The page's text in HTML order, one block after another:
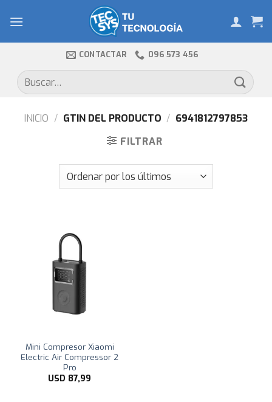
CONTACTAR 096 573 456
Buscar
por:
INICIO / GTIN DEL PRODUCTO / 6941812797853
FILTRAR
Mini Compresor Xiaomi
Electric Air Compressor 2
Pro
USD 87,99